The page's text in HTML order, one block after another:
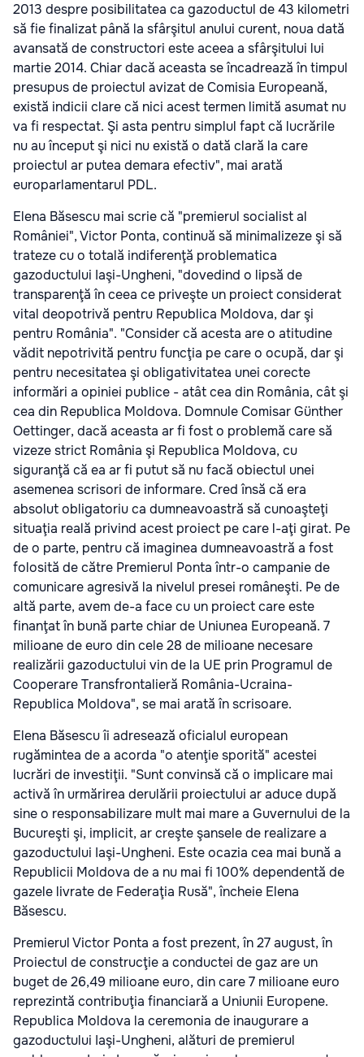
2013 despre posibilitatea ca gazoductul de 43 kilometri
să fie finalizat până la sfârşitul anului curent, noua dată
avansată de constructori este aceea a sfârşitului lui
martie 2014. Chiar dacă aceasta se încadrează în timpul
presupus de proiectul avizat de Comisia Europeană,
există indicii clare că nici acest termen limită asumat nu
va fi respectat. Şi asta pentru simplul fapt că lucrările
nu au început şi nici nu există o dată clară la care
proiectul ar putea demara efectiv", mai arată
europarlamentarul PDL.
Elena Băsescu mai scrie că "premierul socialist al
României", Victor Ponta, continuă să minimalizeze şi să
trateze cu o totală indiferenţă problematica
gazoductului Iaşi-Ungheni, "dovedind o lipsă de
transparenţă în ceea ce priveşte un proiect considerat
vital deopotrivă pentru Republica Moldova, dar şi
pentru România". "Consider că acesta are o atitudine
vădit nepotrivită pentru funcţia pe care o ocupă, dar şi
pentru necesitatea şi obligativitatea unei corecte
informări a opiniei publice - atât cea din România, cât şi
cea din Republica Moldova. Domnule Comisar Günther
Oettinger, dacă aceasta ar fi fost o problemă care să
vizeze strict România şi Republica Moldova, cu
siguranţă că ea ar fi putut să nu facă obiectul unei
asemenea scrisori de informare. Cred însă că era
absolut obligatoriu ca dumneavoastră să cunoaşteţi
situaţia reală privind acest proiect pe care l-aţi girat. Pe
de o parte, pentru că imaginea dumneavoastră a fost
folosită de către Premierul Ponta într-o campanie de
comunicare agresivă la nivelul presei româneşti. Pe de
altă parte, avem de-a face cu un proiect care este
finanţat în bună parte chiar de Uniunea Europeană. 7
milioane de euro din cele 28 de milioane necesare
realizării gazoductului vin de la UE prin Programul de
Cooperare Transfrontalieră România-Ucraina-
Republica Moldova", se mai arată în scrisoare.
Elena Băsescu îi adresează oficialul european
rugămintea de a acorda "o atenţie sporită" acestei
lucrări de investiţii. "Sunt convinsă că o implicare mai
activă în urmărirea derulării proiectului ar aduce după
sine o responsabilizare mult mai mare a Guvernului de la
Bucureşti şi, implicit, ar creşte şansele de realizare a
gazoductului Iaşi-Ungheni. Este ocazia cea mai bună a
Republicii Moldova de a nu mai fi 100% dependentă de
gazele livrate de Federaţia Rusă", încheie Elena
Băsescu.
Premierul Victor Ponta a fost prezent, în 27 august, în
Proiectul de construcţie a conductei de gaz are un
buget de 26,49 milioane euro, din care 7 milioane euro
reprezintă contribuţia financiară a Uniunii Europene.
Republica Moldova la ceremonia de inaugurare a
gazoductului Iaşi-Ungheni, alături de premierul